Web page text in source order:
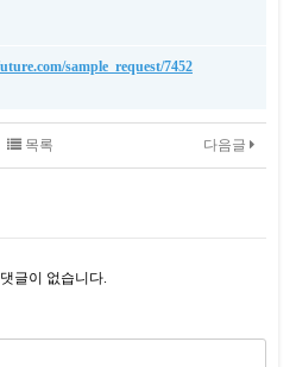
sample_request/7452
다음글
목록
글이 없습니다.